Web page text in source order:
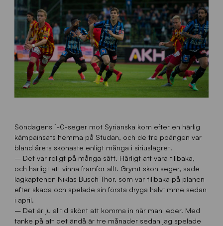
Söndagens 1-0-seger mot Syrianska kom efter en härlig
kämpainsats hemma på Studan, och de tre poängen var
bland årets skönaste enligt många i siriuslägret.
– Det var roligt på många sätt. Härligt att vara tillbaka,
och härligt att vinna framför allt. Grymt skön seger, sade
lagkaptenen Niklas Busch Thor, som var tillbaka på planen
efter skada och spelade sin första dryga halvtimme sedan
i april.
– Det är ju alltid skönt att komma in när man leder. Med
tanke på att det ändå är tre månader sedan jag spelade